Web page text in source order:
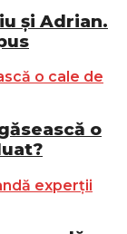
și Adrian.
o